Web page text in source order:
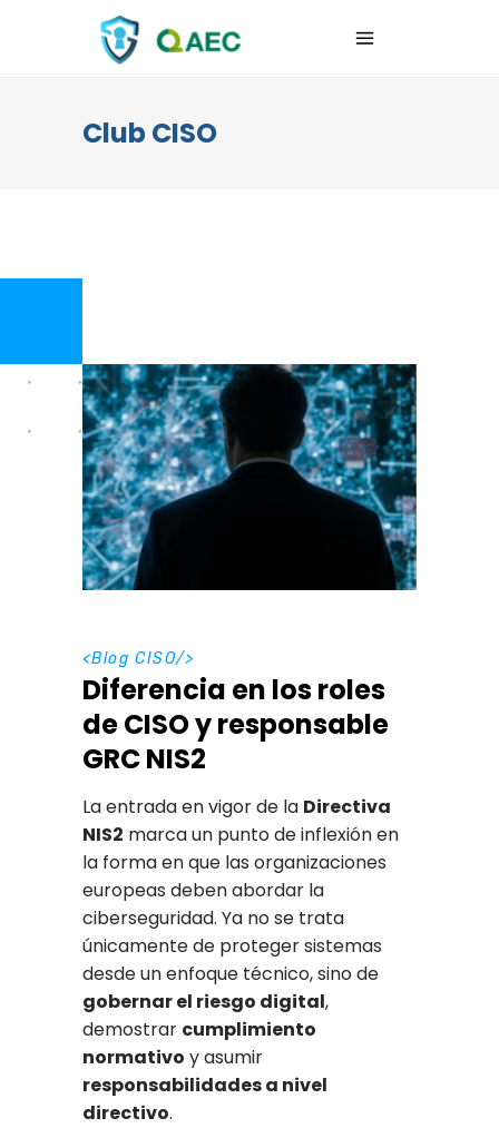
Club CISO
<Blog CISO/>
Diferencia en los roles
de CISO y responsable
GRC NIS2
La entrada en vigor de la Directiva
NIS2 marca un punto de inflexión en
la forma en que las organizaciones
europeas deben abordar la
ciberseguridad. Ya no se trata
únicamente de proteger sistemas
desde un enfoque técnico, sino de
gobernar el riesgo digital,
demostrar cumplimiento
normativo y asumir
responsabilidades a nivel
directivo.